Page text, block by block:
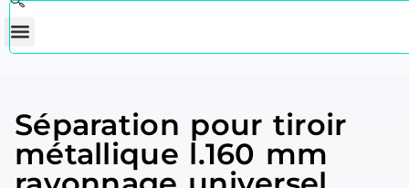
Séparation pour tiroir
métallique l.160 mm